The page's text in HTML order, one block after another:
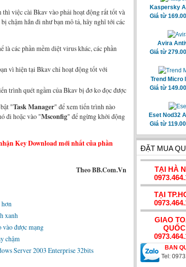
việc cài Bkav vào phải hoạt động rất tốt và
chậm hẳn đi như bạn mô tả, hãy nghĩ tới các
các phần mềm diệt virus khác, các phần
vì hiện tại Bkav chỉ hoạt động tốt với
trình quét ngầm của Bkav bị đơ ko đọc được
"Task Manager" để xem tiến trình nào
đi hoặc vào "Msconfig" để ngừng khởi động
Key Download mới nhất của phần
Theo BB.Com.Vn
xanh
được mạng
chậm
Server 2003 Enterprise 32bits
Kaspersky
Giá từ
Avira
Giá từ
Trend Micro
Giá từ
Eset Nod32
Giá từ
ĐẶT MUA
TẠI HÀ
TẠI
GIAO
BAN
Tel: